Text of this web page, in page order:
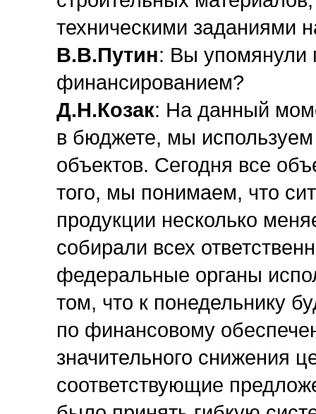
техническими заданиями
В.В.Путин: Вы упомянули
финансированием?
Д.Н.Козак: На данный
в бюджете, мы
объектов. Сегодня все
того, мы понимаем, что
продукции несколько
собирали всех
федеральные органы
том, что к понедельнику
по финансовому
значительного снижения
соответствующие